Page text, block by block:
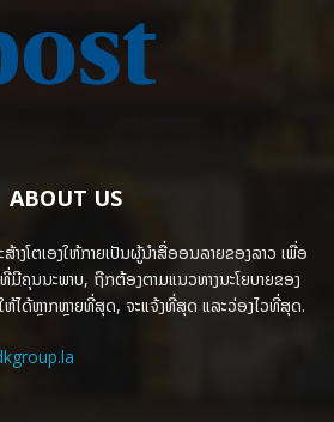
ABOUT US
ງໂຕເອງໃຫ້ກາຍເປັນຜູ້ນຳສື່ອອນລາຍຂອງລາວ ເພື່ອ
ມີຄຸນນະພາບ, ຖືກຕ້ອງຕາມແນວທາງນະໂຍບາຍຂອງ
ໄດ້ຫຼາກຫຼາຍທີ່ສຸດ, ຈະແຈ້ງທີ່ສຸດ ແລະວ່ອງໄວທີ່ສຸດ.